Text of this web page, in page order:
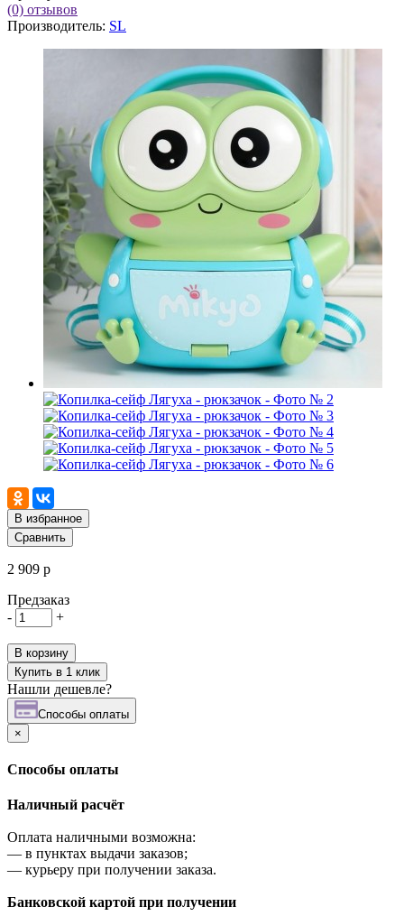
(0) отзывов
Производитель: SL
В избранное
Сравнить
2 909 р
Предзаказ
-
+
В корзину
Купить в 1 клик
Нашли дешевле?
Cпособы оплаты
×
Cпособы оплаты
Наличный расчёт
Оплата наличными возможна:
— в пунктах выдачи заказов;
— курьеру при получении заказа.
Банковской картой при получении